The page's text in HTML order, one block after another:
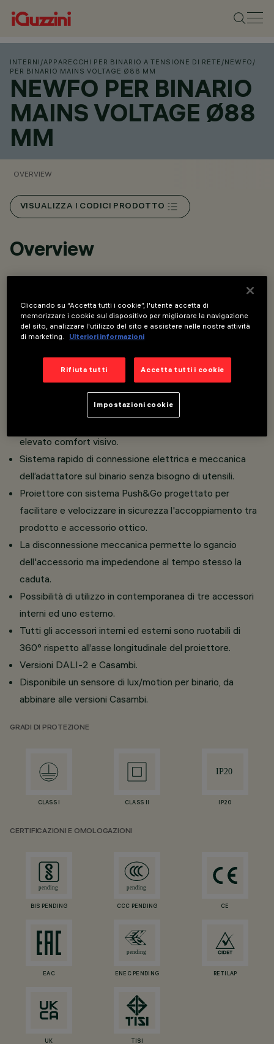
INTERNI /APPARECCHI PER BINARIO A TENSIONE DI RETE /NEWFO /
PER BINARIO MAINS VOLTAGE Ø88 MM
NEWFO PER BINARIO
MAINS VOLTAGE Ø88
MM
OVERVIEW
VISUALIZZA I CODICI PRODOTTO
Overview
Proiettori miniaturizzati con driver integrato
nell’adattatore intrack. LED CoB a elevato indice di resa
cromatica.
Corpo composto dall’accoppiamento di due gusci in
alluminio pressofuso verniciato.
Gli snodi del proiettore permettono la rotazione di 360°
e l’inclinazione di 90°.
elevato comfort visivo.
Sistema rapido di connessione elettrica e meccanica
dell’adattatore sul binario senza bisogno di utensili.
Proiettore con sistema Push&Go progettato per
facilitare e velocizzare in sicurezza l'accoppiamento tra
prodotto e accessorio ottico.
La disconnessione meccanica permette lo sgancio
dell'accessorio ma impedendone al tempo stesso la
caduta.
Possibilità di utilizzo in contemporanea di tre accessori
interni ed uno esterno.
Tutti gli accessori interni ed esterni sono ruotabili di
360° rispetto all’asse longitudinale del proiettore.
Versioni DALI-2 e Casambi.
Disponibile un sensore di lux/motion per binario, da
abbinare alle versioni Casambi.
GRADI DI PROTEZIONE
CLASS I CLASS II IP20
CERTIFICAZIONI E OMOLOGAZIONI
BIS PENDING CCC PENDING CE
EAC ENEC PENDING RETILAP
UK
TISI
Cliccando su “Accetta tutti i cookie”, l'utente accetta di
memorizzare i cookie sul dispositivo per migliorare la navigazione
del sito, analizzare l'utilizzo del sito e assistere nelle nostre attività
di marketing.
Ulteriori informazioni
Rifiuta tutti Accetta tutti i cookie
Impostazioni cookie